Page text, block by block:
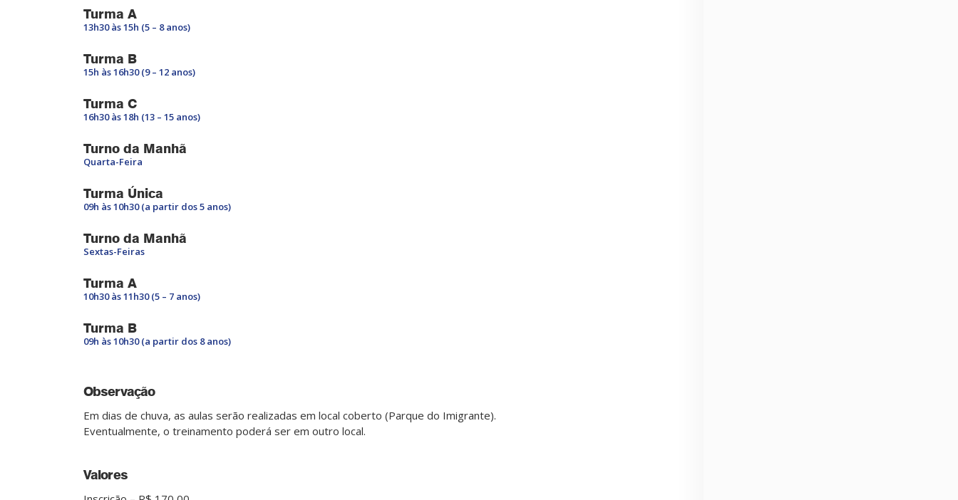
Turma A
13h30 às 15h (5 – 8 anos)
Turma B
15h às 16h30 (9 – 12 anos)
Turma C
16h30 às 18h (13 – 15 anos)
Turno da Manhã
Quarta-Feira
Turma Única
09h às 10h30 (a partir dos 5 anos)
Turno da Manhã
Sextas-Feiras
Turma A
10h30 às 11h30 (5 – 7 anos)
Turma B
09h às 10h30 (a partir dos 8 anos)
Observação
Em dias de chuva, as aulas serão realizadas em local coberto (Parque do Imigrante).
Eventualmente, o treinamento poderá ser em outro local.
Valores